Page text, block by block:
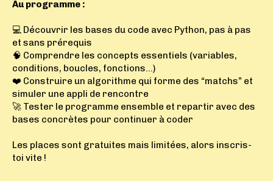
Au programme :
💻 Découvrir les bases du code avec Python, pas à pas
et sans prérequis
🧠 Comprendre les concepts essentiels (variables,
conditions, boucles, fonctions…)
❤️ Construire un algorithme qui forme des “matchs” et
simuler une appli de rencontre
🚀 Tester le programme ensemble et repartir avec des
bases concrètes pour continuer à coder
Les places sont gratuites mais limitées, alors inscris-
toi vite !